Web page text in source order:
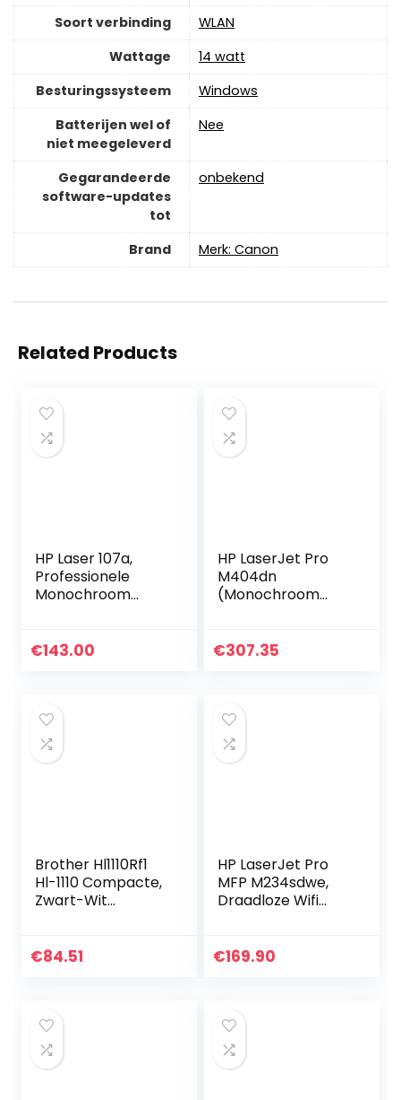
Soort verbinding
‎WLAN
Wattage
‎14 watt
Besturingssysteem
‎Windows
Batterijen wel of
niet meegeleverd
‎Nee
Gegarandeerde
software-updates
tot
‎onbekend
Brand Merk: Canon
Related Products
HP Laser 107a,
Professionele
Monochroom
(Alleen afdrukken)
€143.00
HP LaserJet Pro
M404dn
(Monochroom
gebruikers, Tot 40
€307.35
Brother Hl1110Rf1
Hl-1110 Compacte,
Zwart-Wit
€84.51
HP LaserJet Pro
MFP M234sdwe,
Draadloze Wifi
thuiskantoor
€169.90